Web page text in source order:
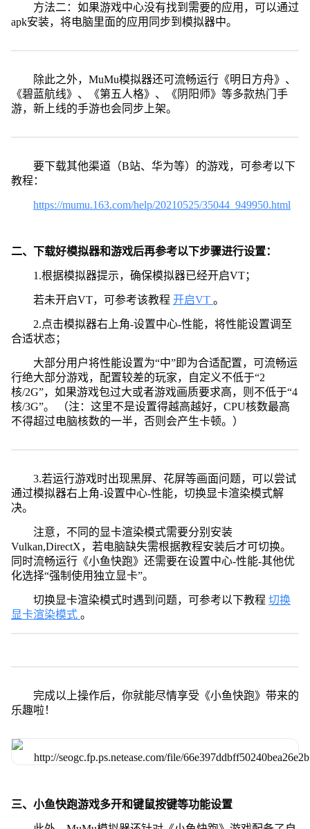
方法二：如果游戏中心没有找到需要的应用，可以通过
apk安装，将电脑里面的应用同步到模拟器中。
除此之外，MuMu模拟器还可流畅运行《明日方舟》、
《碧蓝航线》、《第五人格》、《阴阳师》等多款热门手
游，新上线的手游也会同步上架。
要下载其他渠道（B站、华为等）的游戏，可参考以下
教程：
https://mumu.163.com/help/20210525/35044_949950.html
二、下载好模拟器和游戏后再参考以下步骤进行设置：
1.根据模拟器提示，确保模拟器已经开启VT；
若未开启VT，可参考该教程 开启VT 。
2.点击模拟器右上角-设置中心-性能，将性能设置调至
合适状态；
大部分用户将性能设置为“中”即为合适配置，可流畅运
行绝大部分游戏，配置较差的玩家，自定义不低于“2
核/2G”，如果游戏包过大或者游戏画质要求高，则不低于“4
核/3G”。 （注：这里不是设置得越高越好，CPU核数最高
不得超过电脑核数的一半，否则会产生卡顿。）
3.若运行游戏时出现黑屏、花屏等画面问题，可以尝试
通过模拟器右上角-设置中心-性能，切换显卡渲染模式解
决。
注意，不同的显卡渲染模式需要分别安装
Vulkan,DirectX，若电脑缺失需根据教程安装后才可切换。
同时流畅运行《小鱼快跑》还需要在设置中心-性能-其他优
化选择“强制使用独立显卡”。
切换显卡渲染模式时遇到问题，可参考以下教程 切换
显卡渲染模式 。
完成以上操作后，你就能尽情享受《小鱼快跑》带来的
乐趣啦！
三、小鱼快跑游戏多开和键鼠按键等功能设置